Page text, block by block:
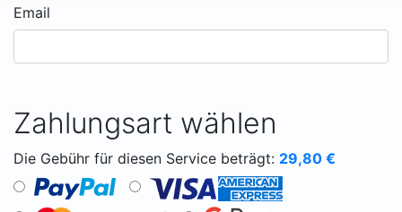
Email
Zahlungsart wählen
Die Gebühr für diesen Service beträgt: 29,80 €